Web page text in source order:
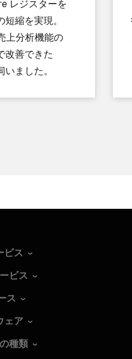
レジスターを​
縮を​実現。​
上分析機能の​
改善できた​
ました。
ビス
ビス
ス
ェア
種類